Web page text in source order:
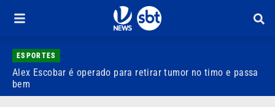
ESPORTES
Alex Escobar é operado para retirar tumor no timo e passa
bem